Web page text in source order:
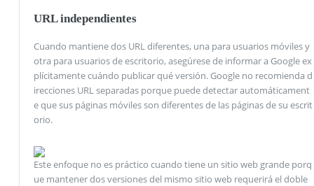
URL independientes
Cuando mantiene dos URL diferentes, una para usuarios móviles y
otra para usuarios de escritorio, asegúrese de informar a Google ex
plícitamente cuándo publicar qué versión. Google no recomienda d
irecciones URL separadas porque puede detectar automáticament
e que sus páginas móviles son diferentes de las páginas de su escrit
orio.
Este enfoque no es práctico cuando tiene un sitio web grande porq
ue mantener dos versiones del mismo sitio web requerirá el doble